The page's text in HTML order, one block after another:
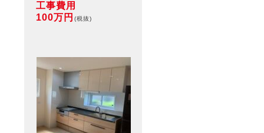
工事費用
100万円 (税抜)